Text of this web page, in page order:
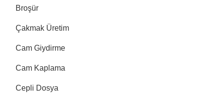
Broşür
Çakmak Üretim
Cam Giydirme
Cam Kaplama
Cepli Dosya